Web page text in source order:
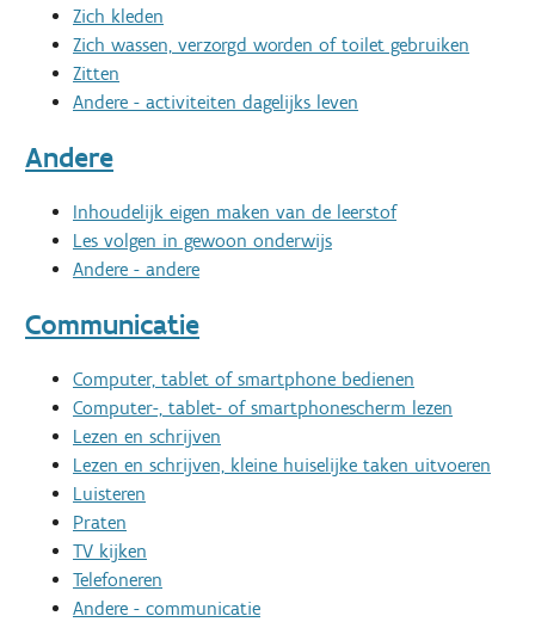
Zich kleden
Zich wassen, verzorgd worden of toilet gebruiken
Zitten
Andere - activiteiten dagelijks leven
Andere
Inhoudelijk eigen maken van de leerstof
Les volgen in gewoon onderwijs
Andere - andere
Communicatie
Computer, tablet of smartphone bedienen
Computer-, tablet- of smartphonescherm lezen
Lezen en schrijven
Lezen en schrijven, kleine huiselijke taken uitvoeren
Luisteren
Praten
TV kijken
Telefoneren
Andere - communicatie